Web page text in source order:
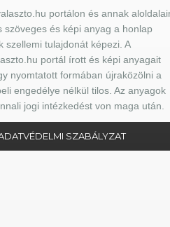
portálon és annak
szöveges és képi anyag a honlap
szellemi tulajdonát képezi. A
portál írott és képi anyagait
nyomtatott formában újraközölni a
engedélye nélkül tilos. Az anyagok
jogi intézkedést von maga után.
SZABÁLYZAT